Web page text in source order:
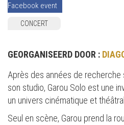
Facebook event
CONCERT
GEORGANISEERD DOOR :
Après des années de
son studio, Garou Solo est une
un univers cinématique et
Seul en scène, Garou prend la